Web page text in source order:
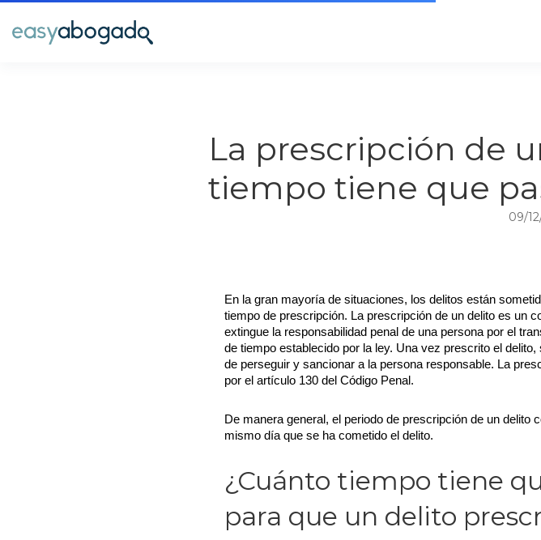
La prescripción de
tiempo tiene que
09/
En la gran mayoría de situaciones, los delitos están
tiempo de prescripción. La prescripción de un delito es un
extingue la responsabilidad penal de una persona por el
de tiempo establecido por la ley. Una vez prescrito el delito,
de perseguir y sancionar a la persona responsable. La
por el artículo 130 del Código Penal.
De manera general, el periodo de prescripción de un delito
mismo día que se ha cometido el delito.
¿Cuánto tiempo tiene
para que un delito